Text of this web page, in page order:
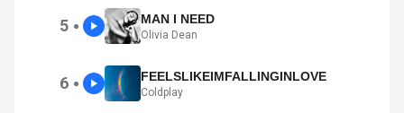
5 ● MAN I NEED
Olivia Dean
6 ● FEELSLIKEIMFALLINGINLOVE
Coldplay